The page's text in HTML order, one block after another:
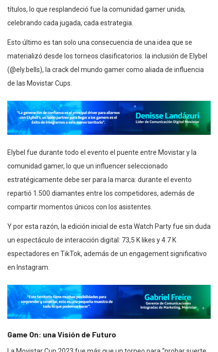
títulos, lo que resplandeció fue la comunidad gamer unida,
celebrando cada jugada, cada estrategia.
Esto último es tan solo una consecuencia de una idea que se
materializó desde los torneos clasificatorios: la inclusión de Elybel
(@ely.bells), la crack del mundo gamer como aliada de influencia
de las Movistar Cups.
Elybel fue durante todo el evento el puente entre Movistar y la
comunidad gamer, lo que un influencer seleccionado
estratégicamente debe ser para la marca: durante el evento
repartió 1.500 diamantes entre los competidores, además de
compartir momentos únicos con los asistentes.
Y por esta razón, la edición inicial de esta Watch Party fue sin duda
un espectáculo de interacción digital: 73,5 K likes y 4.7 K
espectadores en TikTok, además de un engagement significativo
en Instagram.
Game On: una Visión de Futuro